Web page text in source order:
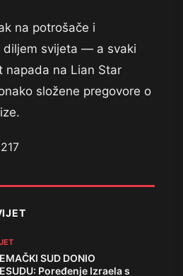
na potrošače i
diljem svijeta — a svaki
napada na Lian Star
složene pregovore o
SUD DONIO
Poređenje Izraela s